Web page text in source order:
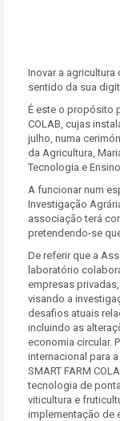
Inovar a agricultura
sentido da sua
É este o propósito
COLAB, cujas
julho, numa
da Agricultura,
Tecnologia e
A funcionar num
Investigação
associação terá
pretendendo-se
De referir que a
laboratório
empresas
visando a
desafios atuais
incluindo as
economia circular.
internacional para
SMART FARM
tecnologia de
viticultura e
implementação de